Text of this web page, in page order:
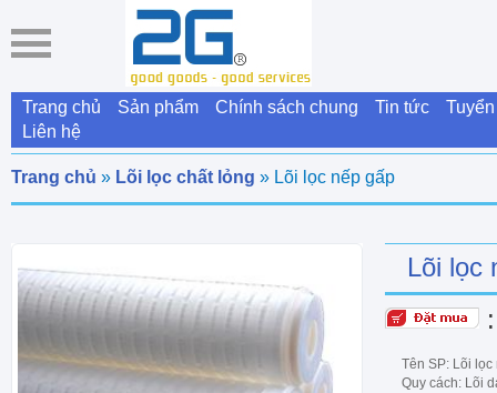
Trang chủ Sản phẩm Chính sách chung Tin tức
Liên hệ
Trang chủ » Lõi lọc chất lỏng » Lõi lọc nếp gấp
Lõi lọc
Tên SP: Lõi lọc
Quy cách: Lõi